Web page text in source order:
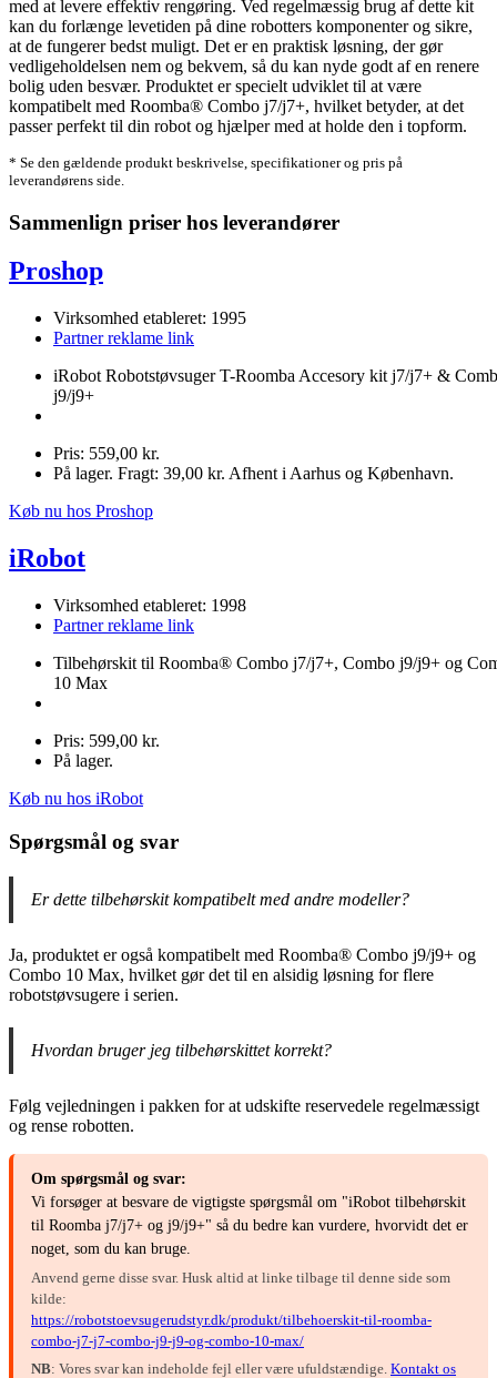
med at levere effektiv rengøring. Ved regelmæssig brug af dette kit
kan du forlænge levetiden på dine robotters komponenter og sikre,
at de fungerer bedst muligt. Det er en praktisk løsning, der gør
vedligeholdelsen nem og bekvem, så du kan nyde godt af en renere
bolig uden besvær. Produktet er specielt udviklet til at være
kompatibelt med Roomba® Combo j7/j7+, hvilket betyder, at det
passer perfekt til din robot og hjælper med at holde den i topform.
* Se den gældende produkt beskrivelse, specifikationer og pris på
leverandørens side.
Sammenlign priser hos leverandører
Proshop
Virksomhed etableret: 1995
Partner reklame link
iRobot Robotstøvsuger T-Roomba Accesory kit j7/j7+ &
j9/j9+
Pris: 559,00 kr.
På lager. Fragt: 39,00 kr. Afhent i Aarhus og København.
Køb nu hos Proshop
iRobot
Virksomhed etableret: 1998
Partner reklame link
Tilbehørskit til Roomba® Combo j7/j7+, Combo j9/j9+ og
10 Max
Pris: 599,00 kr.
På lager.
Køb nu hos iRobot
Spørgsmål og svar
Er dette tilbehørskit kompatibelt med andre modeller?
Ja, produktet er også kompatibelt med Roomba® Combo j9/j9+ og
Combo 10 Max, hvilket gør det til en alsidig løsning for flere
robotstøvsugere i serien.
Hvordan bruger jeg tilbehørskittet korrekt?
Følg vejledningen i pakken for at udskifte reservedele regelmæssigt
og rense robotten.
Om spørgsmål og svar:
Vi forsøger at besvare de vigtigste spørgsmål om "iRobot tilbehørskit
til Roomba j7/j7+ og j9/j9+" så du bedre kan vurdere, hvorvidt det er
noget, som du kan bruge.
Anvend gerne disse svar. Husk altid at linke tilbage til denne side som
kilde:
https://robotstoevsugerudstyr.dk/produkt/tilbehoerskit-til-roomba-
combo-j7-j7-combo-j9-j9-og-combo-10-max/
NB: Vores svar kan indeholde fejl eller være ufuldstændige. Kontakt os